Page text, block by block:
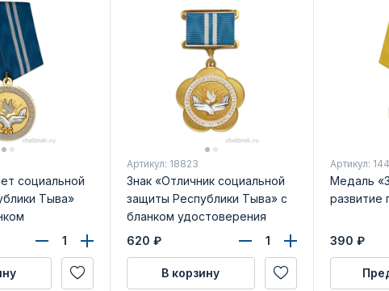
социальной
Тыва»
Артикул: 18823
Знак «Отличник социальной
защиты Республики Тыва» с
бланком удостоверения
620 ₽
В корзину
Артикул:
Медаль
развитие
390 ₽